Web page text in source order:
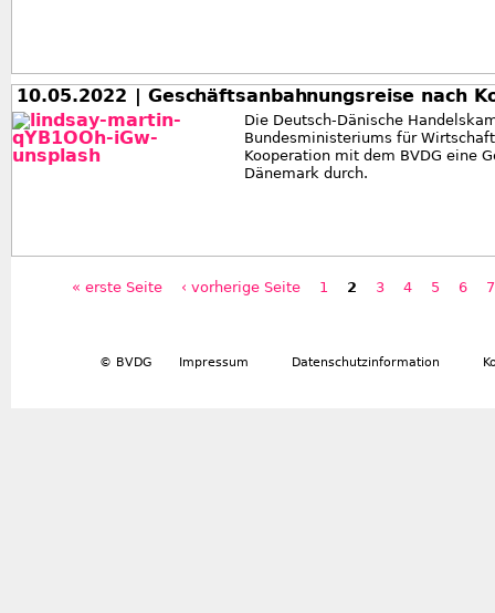
10.05.2022 | Geschäftsanbahnungsreise nach
Die Deutsch-Dänische
Bundesministeriums für
Kooperation mit dem BVDG eine
Dänemark durch.
« erste Seite ‹ vorherige Seite 1 2 3 4 5 6 7
© BVDG Impressum Datenschutzinformation